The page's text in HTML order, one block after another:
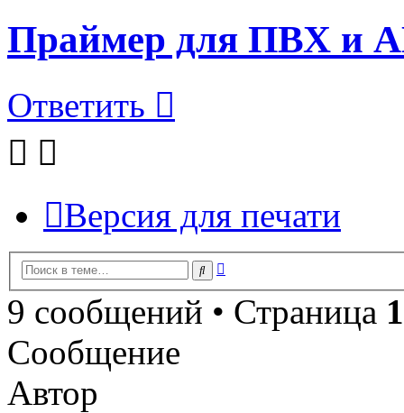
Праймер для ПВХ и
Ответить
Версия для печати
Поиск
9 сообщений • Страница 1
Сообщение
Автор